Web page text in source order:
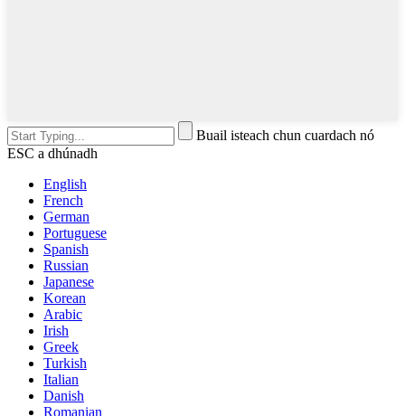
Buail isteach chun cuardach nó
ESC a dhúnadh
English
French
German
Portuguese
Spanish
Russian
Japanese
Korean
Arabic
Irish
Greek
Turkish
Italian
Danish
Romanian